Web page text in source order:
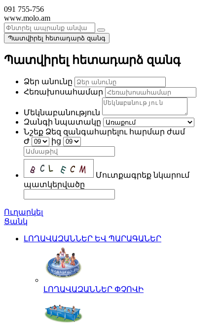
091 755-756
www.molo.am
Պատվիրել հետադարձ զանգ
Պատվիրել հետադարձ զանգ
Ձեր անունը
Հեռախոսահամար
Մեկնաբանություն
Զանգի նպատակը
Նշեք Ձեզ զանգահարելու հարմար ժամ
Ժ
ից
Մուտքագրեք նկարում
պատկերվածը
Ուղարկել
Ցանկ
ԼՈՂԱՎԱԶԱՆՆԵՐ ԵՎ ՊԱՐԱԳԱՆԵՐ
ԼՈՂԱՎԱԶԱՆՆԵՐ ՓՉՈՎԻ